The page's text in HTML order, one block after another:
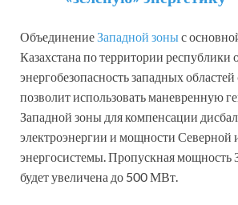
ОбъединениеЗападной зоныс
Казахстана по территории республики
энергобезопасность западных
позволит использовать маневренную
Западной зоны для компенсации
электроэнергии и мощности
энергосистемы. Пропускная мощность
будет увеличена до 500 МВт.